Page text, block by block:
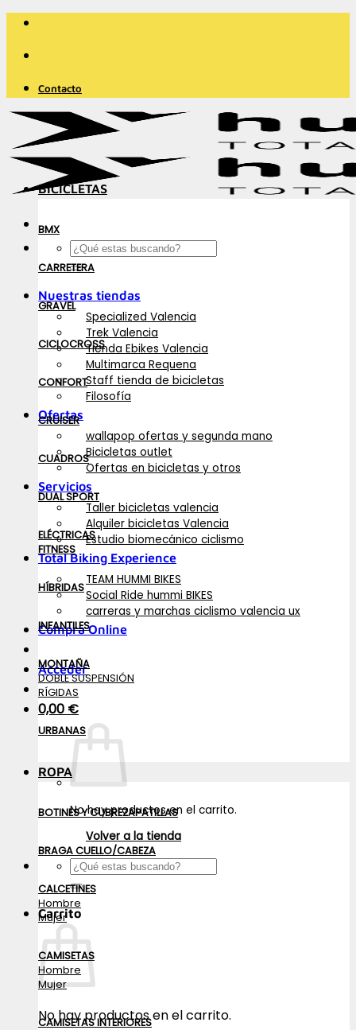
Saltar
contenido
Contacto
Buscar
por:
Nuestras tiendas
Specialized Valencia
Trek Valencia
Tienda Ebikes Valencia
Multimarca Requena
Staff tienda de bicicletas
Filosofía
Ofertas
wallapop ofertas y segunda mano
Bicicletas outlet
Ofertas en bicicletas y otros
Servicios
Taller bicicletas valencia
Alquiler bicicletas Valencia
Estudio biomecánico ciclismo
Total Biking Experience
TEAM HUMMI BIKES
Social Ride hummi BIKES
carreras y marchas ciclismo valencia ux
Compra Online
Acceder
0,00 €
No hay productos en el carrito.
Volver a la tienda
Buscar
por:
Carrito
No hay productos en el carrito.
BICICLETAS
BMX
CARRETERA
GRAVEL
CICLOCROSS
CONFORT
CRUISER
CUADROS
DUAL SPORT
ELÉCTRICAS
FITNESS
HÍBRIDAS
INFANTILES
MONTAÑA
DOBLE SUSPENSIÓN
RÍGIDAS
URBANAS
ROPA
BOTINES Y CUBREZAPATILLAS
BRAGA CUELLO/CABEZA
CALCETINES
Hombre
Mujer
CAMISETAS
Hombre
Mujer
CAMISETAS INTERIORES